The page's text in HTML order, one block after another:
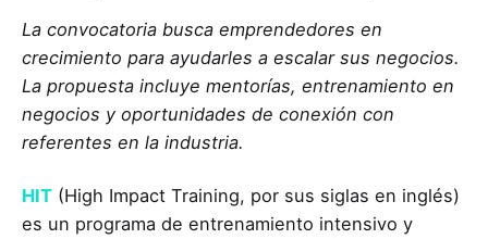
La convocatoria busca emprendedores en
crecimiento para ayudarles a escalar sus negocios.
La propuesta incluye mentorías, entrenamiento en
negocios y oportunidades de conexión con
referentes en la industria.
HIT (High Impact Training, por sus siglas en inglés)
es un programa de entrenamiento intensivo y